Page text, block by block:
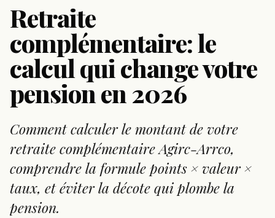
Retraite
complémentaire: le
calcul qui change votre
pension en 2026
Comment calculer le montant de votre
retraite complémentaire Agirc-Arrco,
comprendre la formule points × valeur ×
taux, et éviter la décote qui plombe la
pension.